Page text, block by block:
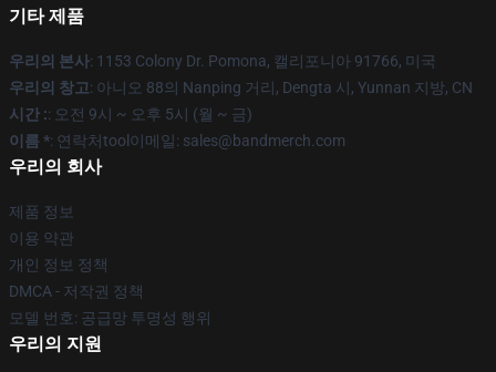
기타 제품
우리의 본사: 1153 Colony Dr. Pomona, 캘리포니아 91766, 미국
우리의 창고: 아니오 88의 Nanping 거리, Dengta 시, Yunnan 지방, CN
시간 :: 오전 9시 ~ 오후 5시 (월 ~ 금)
이름 *: 연락처tool이메일: sales@bandmerch.com
우리의 회사
제품 정보
이용 약관
개인 정보 정책
DMCA - 저작권 정책
모델 번호: 공급망 투명성 행위
우리의 지원